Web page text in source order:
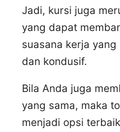
Jadi, kursi juga
yang dapat
suasana kerja yang
dan kondusif.
Bila Anda juga
yang sama, maka
menjadi opsi